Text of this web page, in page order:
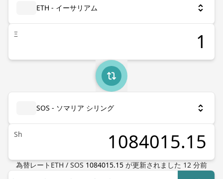
ETH - イーサリアム
Ξ
SOS - ソマリア シリング
Sh
為替レート ETH / SOS 1084015.15 が更新されました 12 分前